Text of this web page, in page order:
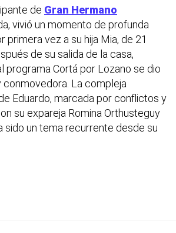
de Gran Hermano
vivió un momento de profunda
primera vez a su hija Mia, de 21
de su salida de la casa,
programa Cortá por Lozano se dio
conmovedora. La compleja
Eduardo, marcada por conflictos y
su expareja Romina Orthusteguy
sido un tema recurrente desde su